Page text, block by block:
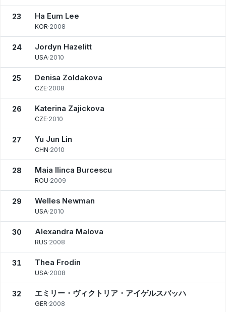
23 Ha Eum Lee
KOR·2008
24 Jordyn Hazelitt
USA·2010
25 Denisa Zoldakova
CZE·2008
26 Katerina Zajickova
CZE·2010
27 Yu Jun Lin
CHN·2010
28 Maia Ilinca Burcescu
ROU·2009
29 Welles Newman
USA·2010
30 Alexandra Malova
RUS·2008
31 Thea Frodin
USA·2008
32 エミリー・ヴィクトリア・アイゲルスバッハ
GER·2008